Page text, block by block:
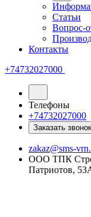
Статьи
Вопрос-
Контакты
+74732027000
Телефоны
+74732027000
Заказать звонок
zakaz@sms-
ООО ТПК
Патриотов,